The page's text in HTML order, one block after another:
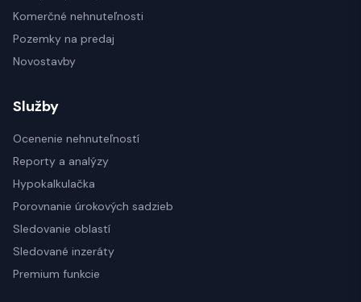
Komerčné nehnuteľnosti
Pozemky na predaj
Novostavby
Služby
Ocenenie nehnuteľností
Reporty a analýzy
Hypokalkulačka
Porovnanie úrokových sadzieb
Sledovanie oblastí
Sledované inzeráty
Premium funkcie